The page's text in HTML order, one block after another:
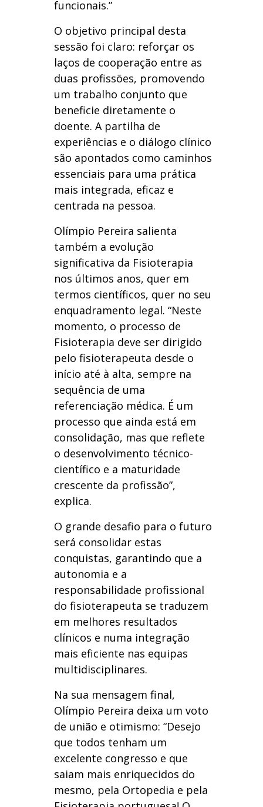
funcionais.”
O objetivo principal desta
sessão foi claro: reforçar os
laços de cooperação entre as
duas profissões, promovendo
um trabalho conjunto que
beneficie diretamente o
doente. A partilha de
experiências e o diálogo clínico
são apontados como caminhos
essenciais para uma prática
mais integrada, eficaz e
centrada na pessoa.
Olímpio Pereira salienta
também a evolução
significativa da Fisioterapia
nos últimos anos, quer em
termos científicos, quer no seu
enquadramento legal. “Neste
momento, o processo de
Fisioterapia deve ser dirigido
pelo fisioterapeuta desde o
início até à alta, sempre na
sequência de uma
referenciação médica. É um
processo que ainda está em
consolidação, mas que reflete
o desenvolvimento técnico-
científico e a maturidade
crescente da profissão”,
explica.
O grande desafio para o futuro
será consolidar estas
conquistas, garantindo que a
autonomia e a
responsabilidade profissional
do fisioterapeuta se traduzem
em melhores resultados
clínicos e numa integração
mais eficiente nas equipas
multidisciplinares.
Na sua mensagem final,
Olímpio Pereira deixa um voto
de união e otimismo: “Desejo
que todos tenham um
excelente congresso e que
saiam mais enriquecidos do
mesmo, pela Ortopedia e pela